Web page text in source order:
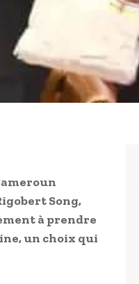
Song,
à prendre
un choix qui